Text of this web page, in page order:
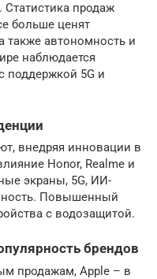
продаж
больше ценят
также автономность и
наблюдается
5G и
внедряя инновации в
Honor, Realme и
экраны, 5G, ИИ-
Повышенный
с водозащитой.
брендов
продажам, Apple – в